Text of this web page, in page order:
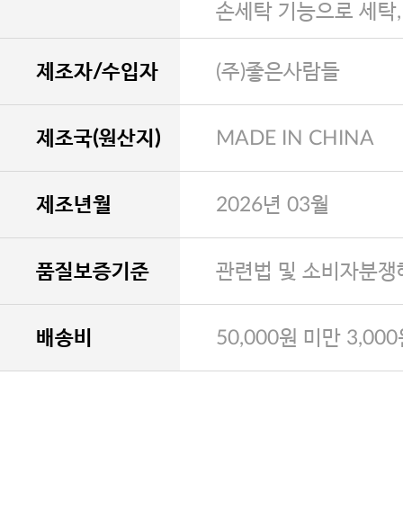
손세탁 기능으로 세탁
제조자/수입자 (주)좋은사람들
제조국(원산지) MADE IN CHINA
제조년월 2026년 03월
품질보증기준 관련법 및 소비자분
배송비 50,000원 미만 3,000